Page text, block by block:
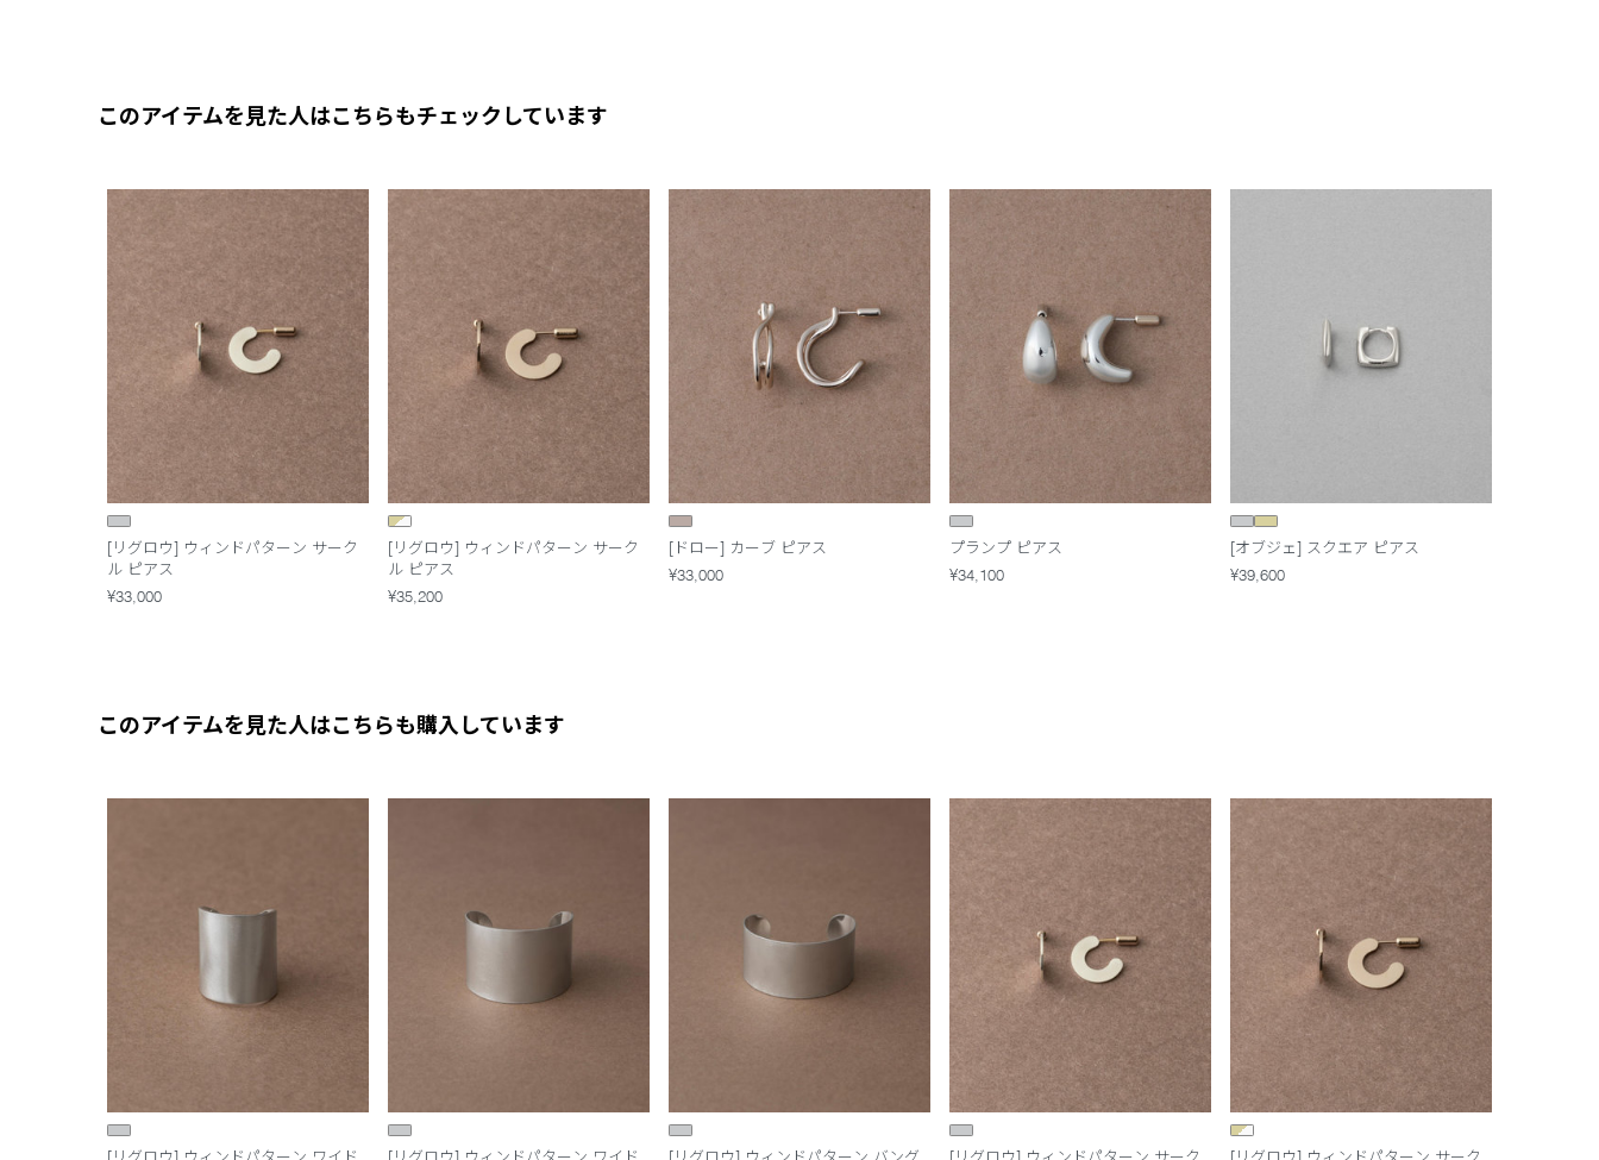
このアイテムを見た人はこちらもチェックしています
[リグロウ] ウィンドパターン サーク
ル ピアス
¥33,000
[リグロウ] ウィンドパターン サーク
ル ピアス
¥35,200
[ドロー] カーブ ピアス
¥33,000
プランプ ピアス
¥34,100
[オブジェ] スクエア ピアス
¥39,600
このアイテムを見た人はこちらも購入しています